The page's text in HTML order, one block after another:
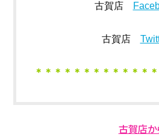
古賀店
古賀店
＊＊＊＊＊＊＊＊＊＊＊＊
古賀店か